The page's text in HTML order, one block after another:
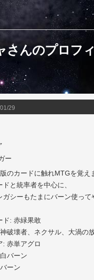
さんのプロフ
29
ー
のカードに触れMTGを覚え
ドと統率者を中心に、
ガシーもたまにバーン使って
ド: 赤緑果敢
破壊者、ネクサル、大渦の
: 赤単アグロ
バーン
ーン